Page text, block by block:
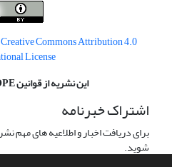
Creative Commons Attribution 4.0
License
این نشریه از قوانین COPE پیروی می کند
اشتراک خبرنامه
برای دریافت اخبار و اطلاعیه های مهم
شوید.